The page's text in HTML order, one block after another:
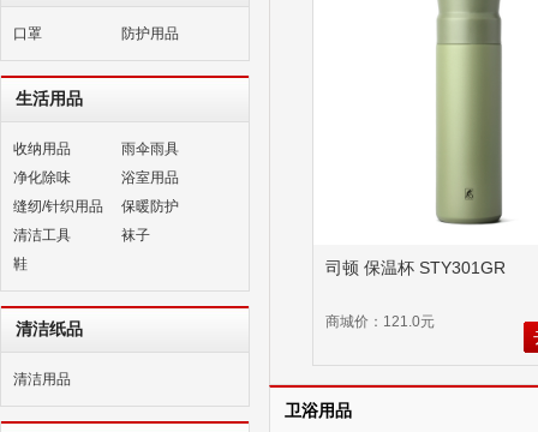
口罩 防护用品
生活用品
收纳用品
雨伞雨具
净化除味
浴室用品
缝纫/针织用品
保暖防护
清洁工具
袜子
鞋
清洁纸品
清洁用品
司顿 保温杯 STY301GR
商城价：121.0元
卫浴用品